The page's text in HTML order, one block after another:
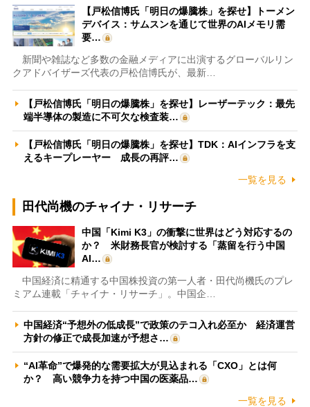
【戸松信博氏「明日の爆騰株」を探せ】トーメン
デバイス：サムスンを通じて世界のAIメモリ需
要…
新聞や雑誌など多数の金融メディアに出演するグローバルリン
クアドバイザーズ代表の戸松信博氏が、最新…
【戸松信博氏「明日の爆騰株」を探せ】レーザーテック：最先
端半導体の製造に不可欠な検査装…
【戸松信博氏「明日の爆騰株」を探せ】TDK：AIインフラを支
えるキープレーヤー 成長の再評…
一覧を見る
田代尚機のチャイナ・リサーチ
中国「Kimi K3」の衝撃に世界はどう対応するの
か？ 米財務長官が検討する「蒸留を行う中国
AI…
中国経済に精通する中国株投資の第一人者・田代尚機氏のプレ
ミアム連載「チャイナ・リサーチ」。中国企…
中国経済“予想外の低成長”で政策のテコ入れ必至か 経済運営
方針の修正で成長加速が予想さ…
“AI革命”で爆発的な需要拡大が見込まれる「CXO」とは何
か？ 高い競争力を持つ中国の医薬品…
一覧を見る